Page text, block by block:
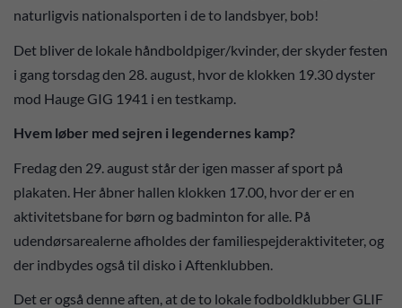
naturligvis nationalsporten i de to landsbyer, bob!
Det bliver de lokale håndboldpiger/kvinder, der skyder festen
i gang torsdag den 28. august, hvor de klokken 19.30 dyster
mod Hauge GIG 1941 i en testkamp.
Hvem løber med sejren i legendernes kamp?
Fredag den 29. august står der igen masser af sport på
plakaten. Her åbner hallen klokken 17.00, hvor der er en
aktivitetsbane for børn og badminton for alle. På
udendørsarealerne afholdes der familiespejderaktiviteter, og
der indbydes også til disko i Aftenklubben.
Det er også denne aften, at de to lokale fodboldklubber GLIF